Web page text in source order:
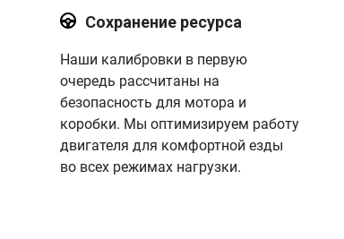
Сохранение ресурса
Наши калибровки в первую
очередь рассчитаны на
безопасность для мотора и
коробки. Мы оптимизируем работу
двигателя для комфортной езды
во всех режимах нагрузки.